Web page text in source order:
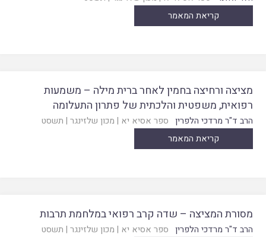
קריאת המאמר
מציצה ורחיצה בחמין לאחר ברית מילה – משמעות
רפואית, משפטית והלכתית של פתרון התעלומה
הרב ד"ר מרדכי הלפרין ספר אסיא יא | מכון שלזינגר | תשסט
קריאת המאמר
מסורת המציצה – שדה קרב רפואי במלחמת תרבות
הרב ד"ר מרדכי הלפרין ספר אסיא יא | מכון שלזינגר | תשסט